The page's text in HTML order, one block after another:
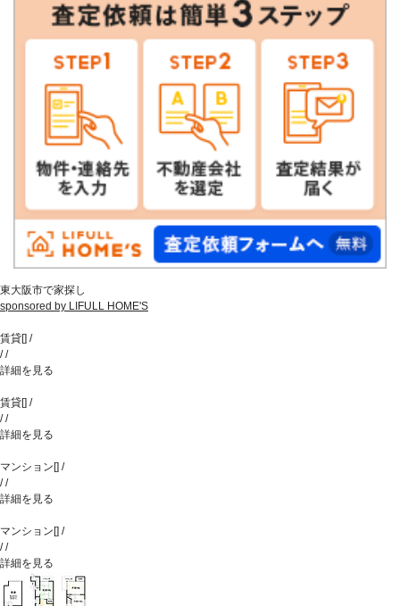
東大阪市で家探し
sponsored by LIFULL HOME'S
賃貸[] /
//
詳細を見る
賃貸[] /
//
詳細を見る
マンション [] /
//
詳細を見る
マンション [] /
//
詳細を見る